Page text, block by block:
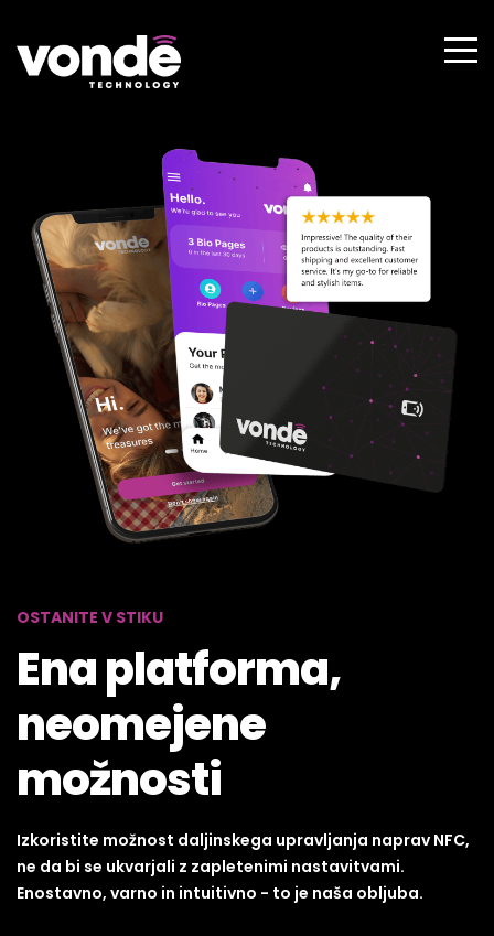
OSTANITE V STIKU
Ena platforma,
neomejene
možnosti
Izkoristite možnost daljinskega upravljanja naprav NFC,
ne da bi se ukvarjali z zapletenimi nastavitvami.
Enostavno, varno in intuitivno - to je naša obljuba.